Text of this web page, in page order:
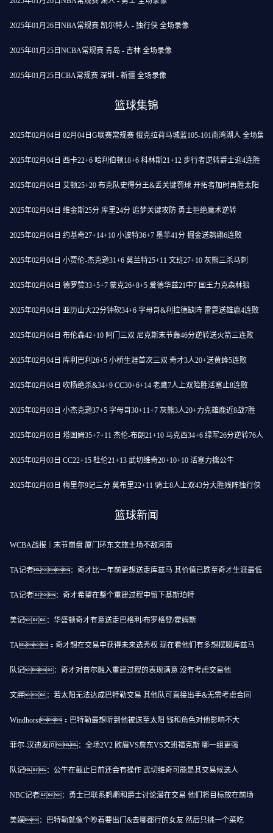
2025年01月26日NBA常规赛 凯尔特人 - 独行侠 全场录像
2025年01月25日NCBA常规赛 青岛 - 吉林 全场录像
2025年01月25日CBA常规赛 深圳 - 新疆 全场录像
篮球集锦
2025年02月04日 02月04日G联赛常规赛 俄克拉荷马城蓝105-101南湾湖人 全场集锦
2025年02月04日 西卡22+6 哈利伯顿18+6 科林斯21+12 步行者逆转爵士迎4连胜
2025年02月04日 艾顿25+20 布克队史得分王&丢关键罚球 开拓者加时再胜太阳
2025年02月04日 维金斯25分 库里24分 追梦关键攻防 勇士拒绝魔术逆转
2025年02月04日 约基奇27+14+10 小波特36+7 墨菲41分 掘金送鹈鹕6连败
2025年02月04日 小贾伦-杰克逊31+6 莫兰特25+11 文班27+10 灰熊三杀马刺
2025年02月04日 德罗赞33+5+7 蒙克26+8+5 爱德华兹21中7 国王力克森林狼
2025年02月04日 亚历山大22分钟砍34+6 字母哥&利拉德缺阵 雷霆送雄鹿4连败
2025年02月04日 布伦森42+10 阿门三双 尼克斯末节轰46分逆转送火箭三连败
2025年02月04日 库利巴利26+5 小桥生涯首次三双 奇才3人20+送黄蜂5连败
2025年02月04日 吹杨绝杀&34+9 CC30+6+14 老鹰7人上双险胜活塞止8连败
2025年02月03日 小杰克逊37+5 字母哥30+11+7 灰熊3人20+力克雄鹿近8战7胜
2025年02月03日 塔图姆35+7+11 杰伦-布朗21+10 马克西34+6 绿军26分逆转76人
2025年02月03日 CC22+15 杜伦21+13 武切维奇20+10+10 活塞力擒公牛
2025年02月03日 梅里尔9记三分 莫布里22+11 骑士8人上双43分大胜残阵独行侠
篮球新闻
WCBA战报｜末节崩盘 厦门环东文旅主场不敌河南
TA记者：奇才比一年前更想送走库兹马 其价值已跌至奇才生涯最低
TA记者：奇才希望在整个重建过程中留下基斯珀特
美记：华盛顿奇才有意送走巴格利/布罗格登/霍姆斯
TA：奇才想在交易中获得未来选秀权 现在看他们有多想摆脱库兹马
队记：奇才对普尔融入重建过程的表现满意 没有考虑交易他
文胖：若太阳无法达成巴特勒交易 其他队可直接出手&无需考虑合同
Windhorst：巴特勒最想听到他被送至太阳 钱和角色对他影响不大
菲尔-汉迪发问：全场2V2 欧眉VS詹东VS文班福克斯 哪一组更强
队记：公牛在截止日前还会有操作 武切维奇可能是其交易候选人
NBC记者：勇士已联系鹈鹕和爵士讨论潜在交易 他们将目标放在前场
美媒：巴特勒就像个吵着要出门&去哪都行的女友 然后只挑一个菜吃